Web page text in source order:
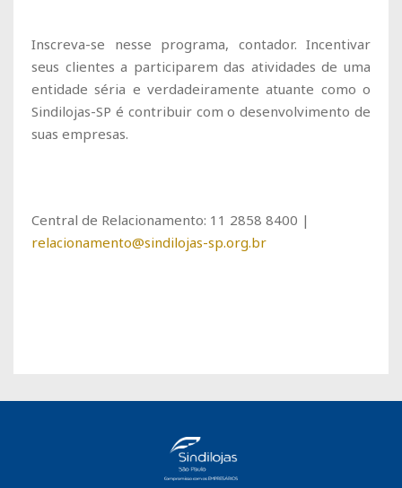
Inscreva-se nesse programa, contador. Incentivar
seus clientes a participarem das atividades de uma
entidade séria e verdadeiramente atuante como o
Sindilojas-SP é contribuir com o desenvolvimento de
suas empresas.
Central de Relacionamento: 11 2858 8400 |
relacionamento@sindilojas-sp.org.br